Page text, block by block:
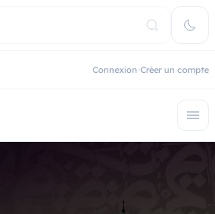
Connexion Créer un compte